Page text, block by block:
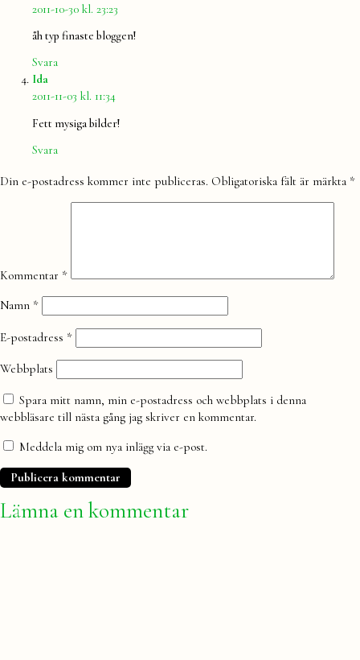
2011-10-30 kl. 23:23
åh typ finaste bloggen!
Svara
Ida
2011-11-03 kl. 11:34
Fett mysiga bilder!
Svara
Lämna
Din e-postadress kommer inte publiceras. Obligatoriska fält är märkta *
Kommentar *
Namn *
E-postadress *
Webbplats
Spara mitt namn, min e-postadress och webbplats i denna
webbläsare till nästa gång jag skriver en kommentar.
Meddela mig om nya inlägg via e-post.
Lämna en kommentar